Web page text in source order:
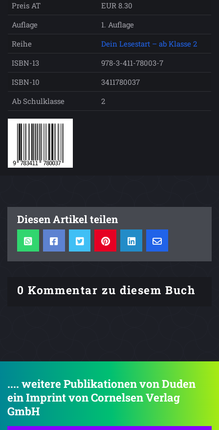
Preis AT
EUR 8.30
Auflage
1. Auflage
Reihe
Dein Lesestart – ab Klasse 2
ISBN-13
978-3-411-78003-7
ISBN-10
3411780037
Ab Schulklasse
2
Diesen Artikel teilen
0 Kommentar zu diesem Buch
.... weitere Publikationen von Duden
ein Imprint von Cornelsen Verlag
GmbH